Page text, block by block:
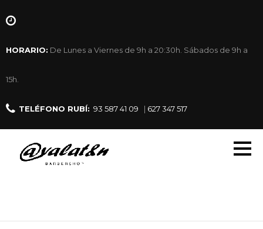
HORARIO: De Lunes a Viernes de 9h a 20:30h. Sábados de 9h a
15h.
TELÉFONO RUBÍ: 93 587 41 09 | 627 347 517